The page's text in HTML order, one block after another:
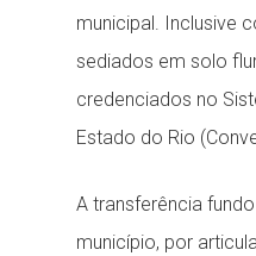
municipal. Inclusive
sediados em solo
credenciados no
Estado do Rio
A transferência
município, por